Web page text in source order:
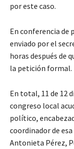
por este caso.
En conferencia de
enviado por el
horas después de
la petición formal.
En total, 11 de 12
congreso local
político,
coordinador de
Antonieta Pérez,